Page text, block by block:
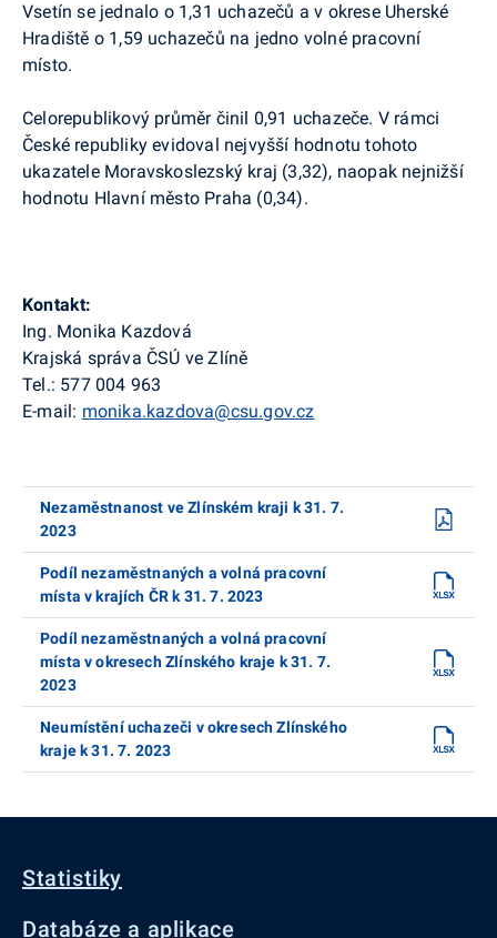
Vsetín se jednalo o 1,31 uchazečů a v okrese Uherské
Hradiště o 1,59 uchazečů na jedno volné pracovní
místo.
Celorepublikový průměr činil 0,91 uchazeče. V rámci
České republiky evidoval nejvyšší hodnotu tohoto
ukazatele Moravskoslezský kraj (3,32), naopak nejnižší
hodnotu Hlavní město Praha (0,34).
Kontakt:
Ing. Monika Kazdová
Krajská správa ČSÚ ve Zlíně
Tel.: 577 004 963
E-mail: monika.kazdova@csu.gov.cz
Nezaměstnanost ve Zlínském kraji k 31. 7.
2023
Podíl nezaměstnaných a volná pracovní
místa v krajích ČR k 31. 7. 2023
Podíl nezaměstnaných a volná pracovní
místa v okresech Zlínského kraje k 31. 7.
2023
Neumístění uchazeči v okresech Zlínského
kraje k 31. 7. 2023
Statistiky
Databáze a aplikace